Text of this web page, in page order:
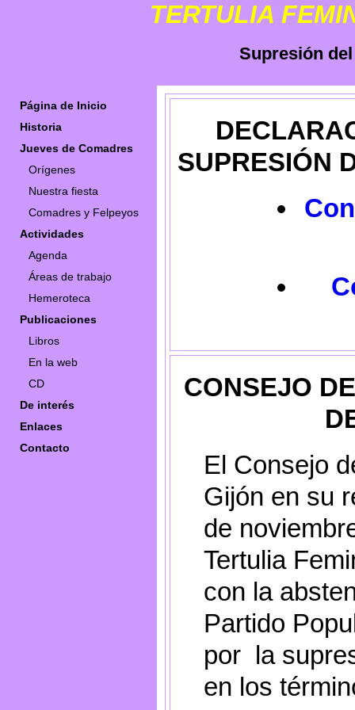
TERTULIA
Supresión
Página de Inicio
Historia
Jueves de Comadres
Orígenes
Nuestra fiesta
Comadres y Felpeyos
Actividades
Agenda
Áreas de trabajo
Hemeroteca
Publicaciones
Libros
En la web
CD
De interés
Enlaces
Contacto
SUPRESIÓN
CONSEJO
El Consejo
Gijón en su
de
Tertulia
con la
Partido
por la
en los